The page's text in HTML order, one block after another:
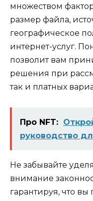
множеством
размер файла,
географическое
интернет-услуг.
позволит вам
решения при
так и платных
Про NFT:
руководство
Не забывайте
внимание
гарантируя, что вы